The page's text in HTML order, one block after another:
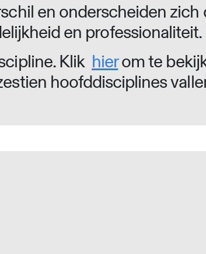
en onderscheiden
en professionaliteit.
Klik hierom te
hoofddisciplines